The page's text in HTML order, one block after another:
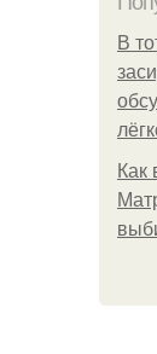
В
Как